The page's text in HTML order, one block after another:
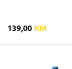
139,00 KM